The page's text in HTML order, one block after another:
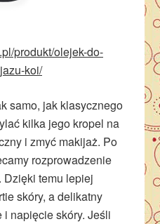
produkt/olejek-do-
koi/
samo, jak klasycznego
kilka jego kropel na
i zmyć makijaż. Po
rozprowadzenie
temu lepiej
skóry, a delikatny
napięcie skóry. Jeśli